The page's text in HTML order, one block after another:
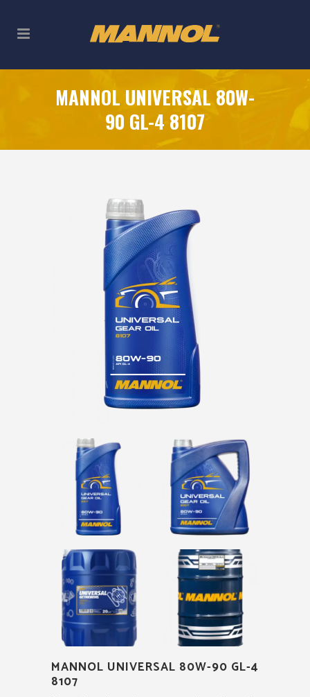
MANNOL UNIVERSAL 80W-
90 GL-4 8107
MANNOL UNIVERSAL 80W-90 GL-4
8107